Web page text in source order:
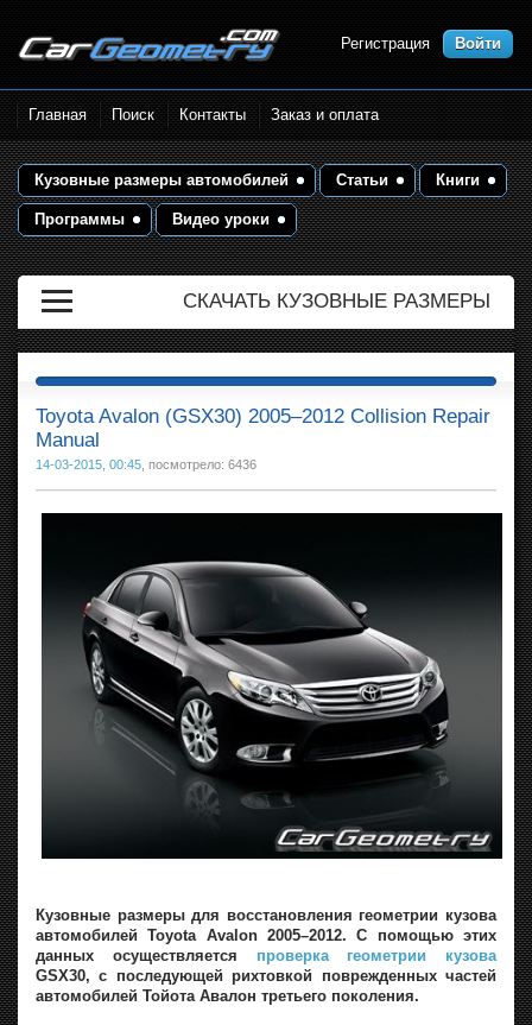
Размеры кузова автомобилей.
Контрольные точки и кузовные
размеры. Геометрия кузова
Регистрация Войти
Главная Поиск Контакты Заказ и оплата
Кузовные размеры автомобилей Статьи Книги
Программы Видео уроки
СКАЧАТЬ КУЗОВНЫЕ РАЗМЕРЫ
Toyota Avalon (GSX30) 2005–2012 Collision Repair
Manual
14-03-2015, 00:45 , посмотрело: 6436
Кузовные размеры для восстановления геометрии кузова
автомобилей Toyota Avalon 2005–2012. С помощью этих
данных осуществляется проверка геометрии кузова
GSX30, с последующей рихтовкой поврежденных частей
автомобилей Тойота Авалон третьего поколения.